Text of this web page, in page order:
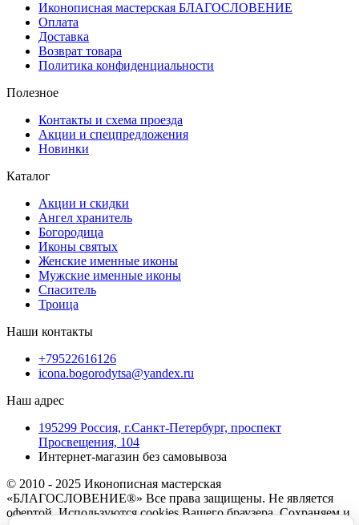
Иконописная мастерская БЛАГОСЛОВЕНИЕ
Оплата
Доставка
Возврат товара
Политика конфиденциальности
Полезное
Контакты и схема проезда
Акции и спецпредложения
Новинки
Каталог
Акции и скидки
Ангел хранитель
Богородица
Иконы святых
Женские именные иконы
Мужские именные иконы
Спаситель
Троица
Наши контакты
+79522616126
icona.bogorodytsa@yandex.ru
Наш адрес
195299 Россия, г.Санкт-Петербург, проспект
Просвещения, 104
Интернет-магазин без самовывоза
© 2010 - 2025 Иконописная мастерская
«БЛАГОСЛОВЕНИЕ®» Все права защищены. Не является
офертой. Используются cookies Вашего браузера. Сохраняем и